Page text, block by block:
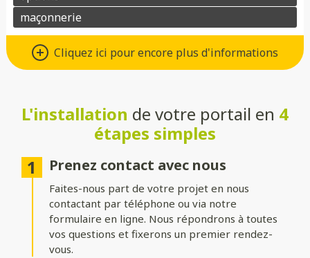
Cliquez ici pour encore plus d'informations
Différents types d’ouvertures
Choisissez le système d’ouverture qui convient au mieux à votre
Battant: idéal pour les larges entrées, avec une ouverture
classique à deux vantaux.
optimise le dégagement latéral.
Coulissant autoportant: sans rail au sol, il assure un
fonctionnement fluide et une esthétique épurée.
Formes du portail
L'installation de votre portail en 4
étapes simples
Prenez contact avec nous
Faites-nous part de votre projet en nous
contactant par téléphone ou via notre
formulaire en ligne. Nous répondrons à toutes
vos questions et fixerons un premier rendez-
vous.